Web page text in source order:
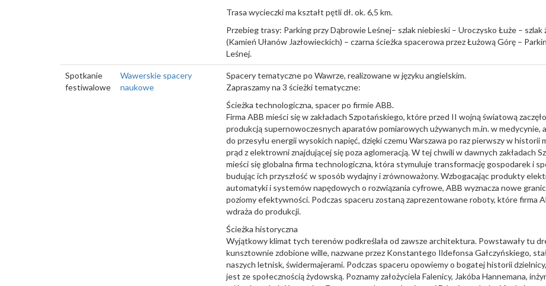
Trasa wycieczki ma kształt pętli dł. ok. 6,5 km.
Przebieg trasy: Parking przy Dąbrowie Leśnej– szlak niebieski – Uroczysko Łuże – szlak
(Kamień Ułanów Jazłowieckich) – czarna ścieżka spacerowa przez Łużową Górę –
Leśnej.
Spotkanie
festiwalowe
Wawerskie spacery
naukowe
Spacery tematyczne po Wawrze, realizowane w języku angielskim.
Zapraszamy na 3 ścieżki tematyczne:
Ścieżka technologiczna, spacer po firmie ABB.
Firma ABB mieści się w zakładach Szpotańskiego, które przed II wojną światową
produkcją supernowoczesnych aparatów pomiarowych używanych m.in. w medycynie,
do przesyłu energii wysokich napięć, dzięki czemu Warszawa po raz pierwszy w historii
prąd z elektrowni znajdującej się poza aglomeracją. W tej chwili w dawnych zakładach
mieści się globalna firma technologiczna, która stymuluje transformację gospodarek i
budując ich przyszłość w sposób wydajny i zrównoważony. Wzbogacając produkty
automatyki i systemów napędowych o rozwiązania cyfrowe, ABB wyznacza nowe
poziomy efektywności. Podczas spaceru zostaną zaprezentowane roboty, które firma
wdraża do produkcji.
Ścieżka historyczna
Wyjątkowy klimat tych terenów podkreślała od zawsze architektura. Powstawały tu
kunsztownie zdobione wille, nazwane przez Konstantego Ildefonsa Gałczyńskiego,
naszych letnisk, świdermajerami. Podczas spaceru opowiemy o bogatej historii
jest ze społecznością żydowską. Poznamy założyciela Falenicy, Jakóba Hannemana,